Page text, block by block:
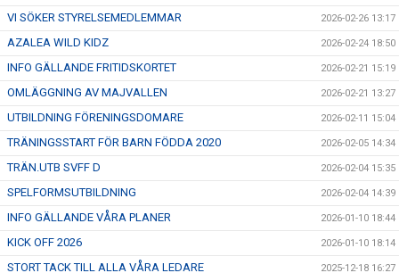
VI SÖKER STYRELSEMEDLEMMAR 2026-02-26 13:17
AZALEA WILD KIDZ 2026-02-24 18:50
INFO GÄLLANDE FRITIDSKORTET 2026-02-21 15:19
OMLÄGGNING AV MAJVALLEN 2026-02-21 13:27
UTBILDNING FÖRENINGSDOMARE 2026-02-11 15:04
TRÄNINGSSTART FÖR BARN FÖDDA 2020 2026-02-05 14:34
TRÄN.UTB SVFF D 2026-02-04 15:35
SPELFORMSUTBILDNING 2026-02-04 14:39
INFO GÄLLANDE VÅRA PLANER 2026-01-10 18:44
KICK OFF 2026 2026-01-10 18:14
STORT TACK TILL ALLA VÅRA LEDARE 2025-12-18 16:27